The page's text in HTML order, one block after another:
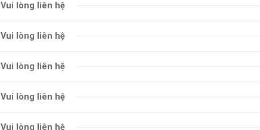
Vui lòng liên hệ
Vui lòng liên hệ
Vui lòng liên hệ
Vui lòng liên hệ
Vui lòng liên hệ